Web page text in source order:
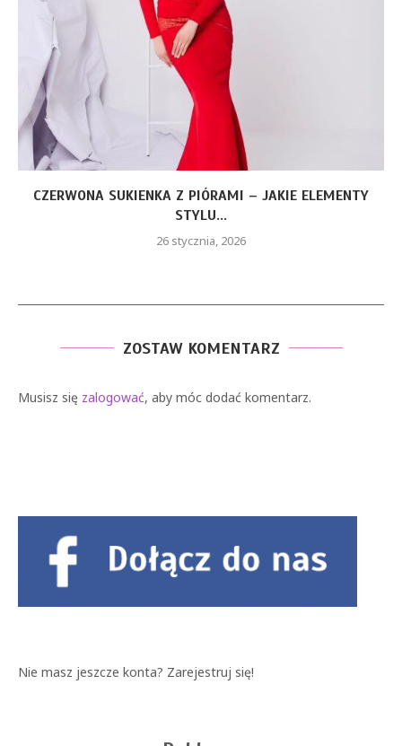
CZERWONA SUKIENKA Z PIÓRAMI – JAKIE ELEMENTY
STYLU...
26 stycznia, 2026
ZOSTAW KOMENTARZ
Musisz się zalogować, aby móc dodać komentarz.
Nie masz jeszcze konta? Zarejestruj się!